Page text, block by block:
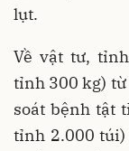
lụt.
Về vật tư,
tỉnh 300 kg)
soát bệnh tật
tỉnh 2.000 túi)